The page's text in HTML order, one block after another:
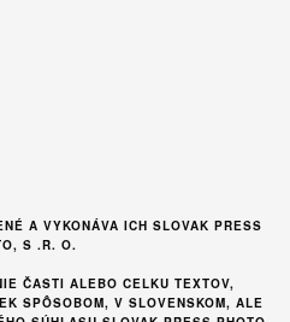
A VYKONÁVA ICH SLOVAK PRESS
S .R. O.
ČASTI ALEBO CELKU TEXTOV,
SPÔSOBOM, V SLOVENSKOM, ALE